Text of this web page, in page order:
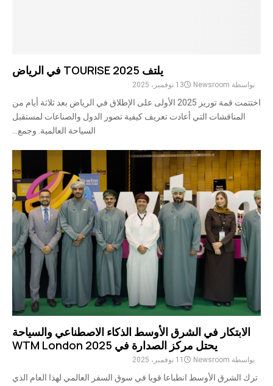
يلتف TOURISE 2025 في الرياض
بواسطة Newsroom 13 نوفمبر، 2025
اختتمت قمة توريز 2025 الأولى على الإطلاق في الرياض بعد ثلاثة أيام من
المناقشات التي أعادت تعريف كيفية تصور الدول والصناعات لمستقبل
السياحة العالمية. وجمع...
الابتكار في الشرق الأوسط الذكاء الاصطناعي والسياحة
يحتل مركز الصدارة في WTM London 2025
بواسطة Newsroom 11 نوفمبر، 2025
ترك الشرق الأوسط انطباعا قويا في سوق السفر العالمي لهذا العام الذي